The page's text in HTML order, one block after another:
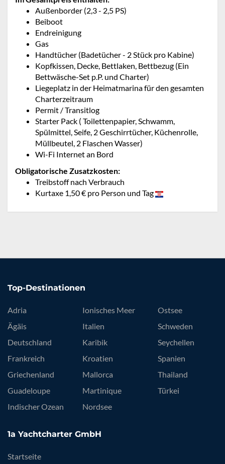
Außenborder (2,3 - 2,5 PS)
Beiboot
Endreinigung
Gas
Handtücher (Badetücher - 2 Stück pro Kabine)
Kopfkissen, Decke, Bettlaken, Bettbezug (Ein
Bettwäsche-Set p.P. und Charter)
Liegeplatz in der Heimatmarina für den gesamten
Charterzeitraum
Permit / Transitlog
Starter Pack ( Toilettenpapier, Schwamm,
Spülmittel, Seife, 2 Geschirrtücher, Küchenrolle,
Müllbeutel, 2 Flaschen Wasser)
Wi-Fi Internet an Bord
Obligatorische Zusatzkosten:
Treibstoff nach Verbrauch
Kurtaxe 1,50 € pro Person und Tag
Top-Destinationen
Adria
Ägäis
Deutschland
Frankreich
Griechenland
Guadeloupe
Indischer Ozean
Ionisches Meer
Italien
Karibik
Kroatien
Mallorca
Martinique
Nordsee
Ostsee
Schweden
Seychellen
Spanien
Thailand
Türkei
1a Yachtcharter GmbH
Startseite